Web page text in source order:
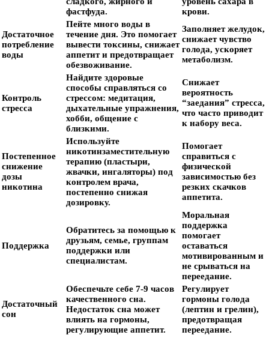
фастфуда.
крови.
Достаточное
потребление
воды
Пейте много воды в
течение дня. Это помогает
вывести токсины, снижает
аппетит и предотвращает
обезвоживание.
Заполняет желудок,
снижает чувство
голода, ускоряет
метаболизм.
Контроль
стресса
Найдите здоровые
способы справляться со
стрессом: медитация,
дыхательные упражнения,
хобби, общение с
близкими.
Снижает
вероятность
“заедания” стресса,
что часто приводит
к набору веса.
Постепенное
снижение
дозы
никотина
Используйте
никотинзаместительную
терапию (пластыри,
жвачки, ингаляторы) под
контролем врача,
постепенно снижая
дозировку.
Помогает
справиться с
физической
зависимостью без
резких скачков
аппетита.
Поддержка
Обратитесь за помощью к
друзьям, семье, группам
поддержки или
специалистам.
Моральная
поддержка
помогает
оставаться
мотивированным и
не срываться на
переедание.
Достаточный
сон
Обеспечьте себе 7-9 часов
качественного сна.
Недостаток сна может
влиять на гормоны,
регулирующие аппетит.
Регулирует
гормоны голода
(лептин и грелин),
предотвращая
переедание.